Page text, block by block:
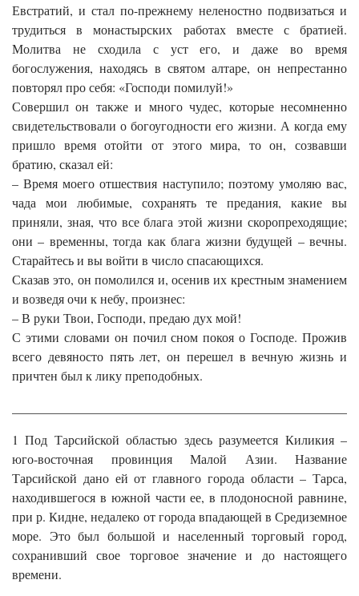
Евстратий, и стал по-прежнему неленостно подвизаться и
трудиться в монастырских работах вместе с братией.
Молитва не сходила с уст его, и даже во время
богослужения, находясь в святом алтаре, он непрестанно
повторял про себя: «Господи помилуй!»
Совершил он также и много чудес, которые несомненно
свидетельствовали о богоугодности его жизни. А когда ему
пришло время отойти от этого мира, то он, созвавши
братию, сказал ей:
– Время моего отшествия наступило; поэтому умоляю вас,
чада мои любимые, сохранять те предания, какие вы
приняли, зная, что все блага этой жизни скоропреходящие;
они – временны, тогда как блага жизни будущей – вечны.
Старайтесь и вы войти в число спасающихся.
Сказав это, он помолился и, осенив их крестным знамением
и возведя очи к небу, произнес:
– В руки Твои, Господи, предаю дух мой!
С этими словами он почил сном покоя о Господе. Прожив
всего девяносто пять лет, он перешел в вечную жизнь и
причтен был к лику преподобных.
1 Под Тарсийской областью здесь разумеется Киликия –
юго-восточная провинция Малой Азии. Название
Тарсийской дано ей от главного города области – Тарса,
находившегося в южной части ее, в плодоносной равнине,
при р. Кидне, недалеко от города впадающей в Средиземное
море. Это был большой и населенный торговый город,
сохранивший свое торговое значение и до настоящего
времени.